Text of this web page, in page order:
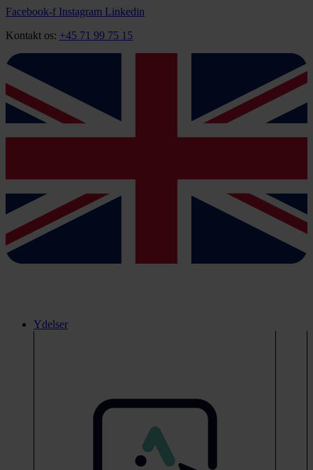
Videre
indhold
Facebook-f Instagram Linkedin
Kontakt os: +45 71 99 75 15
Ydelser